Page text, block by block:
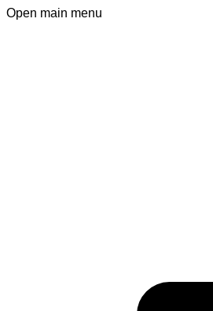
Open main menu